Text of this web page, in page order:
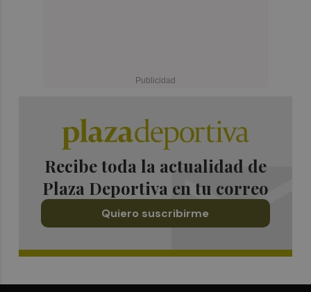
Recibe toda la actualidad de
Plaza Deportiva en tu correo
Quiero suscribirme